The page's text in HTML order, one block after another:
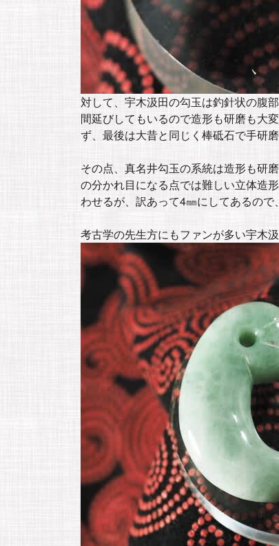
対して、宇木汲田の勾玉は釣針状の腹
間延びしてもいるので造形も研磨も大
ず、最後は大昔と同じく棒砥石で手研磨
その点、真名井勾玉の系統は造形も研
の分かれ目になる点では難しい立体造
わせるが、訳あって4㎜にしてあるので
考古学の先生方にもファンが多い宇木